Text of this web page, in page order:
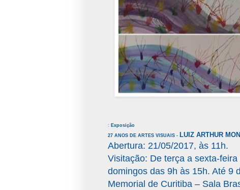
: Exposição
27 ANOS DE ARTES VISUAIS - LUIZ ARTHUR
Abertura: 21/05/2017, às 11h.
Visitação: De terça a sexta-
domingos das 9h às 15h. Até 9
Memorial de Curitiba – Sala